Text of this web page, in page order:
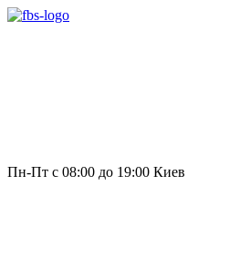
Пн-Пт с 08:00 до 19:00 Киев